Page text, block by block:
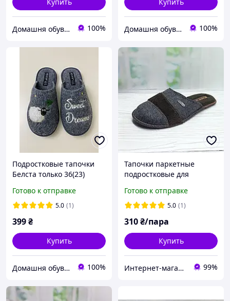
Домашня обув Харків 100% Домашня обув Харків 100%
Подростковые тапочки
Белста только 36(23)
размер.Войлочная
подошва
Готово к отправке
5.0 (1)
399₴
Купить
Домашня обув Харків 100%
Тапочки паркетные
подростковые для
см, серые
Готово к отправке
5.0 (1)
310₴/пара
Купить
Интернет-магазин "ELEGRANTIK" 99%